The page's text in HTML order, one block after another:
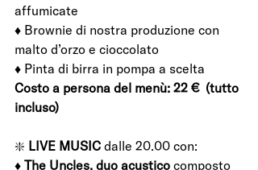
affumicate
♦️ Brownie di nostra produzione con
malto d’orzo e cioccolato
♦️ Pinta di birra in pompa a scelta
Costo a persona del menù: 22 €  (tutto
incluso)
❇️ LIVE MUSIC dalle 20.00 con:
♦️ The Uncles, duo acustico composto